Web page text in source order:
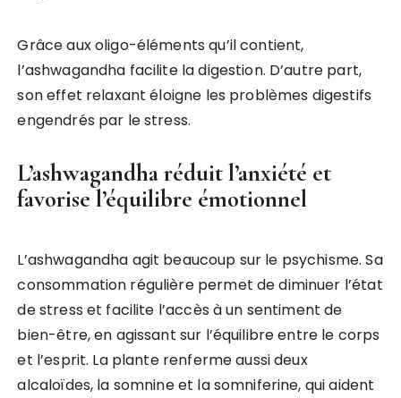
Grâce aux oligo-éléments qu’il contient,
l’ashwagandha facilite la digestion. D’autre part,
son effet relaxant éloigne les problèmes digestifs
engendrés par le stress.
L’ashwagandha réduit l’anxiété et
favorise l’équilibre émotionnel
L’ashwagandha agit beaucoup sur le psychisme. Sa
consommation régulière permet de diminuer l’état
de stress et facilite l’accès à un sentiment de
bien-être, en agissant sur l’équilibre entre le corps
et l’esprit. La plante renferme aussi deux
alcaloïdes, la somnine et la somniferine, qui aident